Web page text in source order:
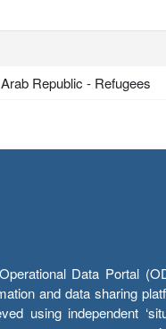
Republic - Refugees
Data Portal
and data sharing
using independent